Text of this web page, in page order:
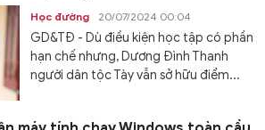
Học đường 20/07/2024 00:04
GD&TĐ - Dù điều kiện học tập có phần
hạn chế nhưng, Dương Đình Thanh
người dân tộc Tày vẫn sở hữu điểm...